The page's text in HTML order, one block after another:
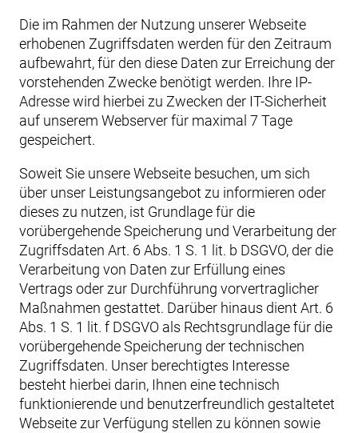
Die im Rahmen der Nutzung unserer Webseite
erhobenen Zugriffsdaten werden für den Zeitraum
aufbewahrt, für den diese Daten zur Erreichung der
vorstehenden Zwecke benötigt werden. Ihre IP-
Adresse wird hierbei zu Zwecken der IT-Sicherheit
auf unserem Webserver für maximal 7 Tage
gespeichert.
Soweit Sie unsere Webseite besuchen, um sich
über unser Leistungsangebot zu informieren oder
dieses zu nutzen, ist Grundlage für die
vorübergehende Speicherung und Verarbeitung der
Zugriffsdaten Art. 6 Abs. 1 S. 1 lit. b DSGVO, der die
Verarbeitung von Daten zur Erfüllung eines
Vertrags oder zur Durchführung vorvertraglicher
Maßnahmen gestattet. Darüber hinaus dient Art. 6
Abs. 1 S. 1 lit. f DSGVO als Rechtsgrundlage für die
vorübergehende Speicherung der technischen
Zugriffsdaten. Unser berechtigtes Interesse
besteht hierbei darin, Ihnen eine technisch
funktionierende und benutzerfreundlich gestaltetet
Webseite zur Verfügung stellen zu können sowie